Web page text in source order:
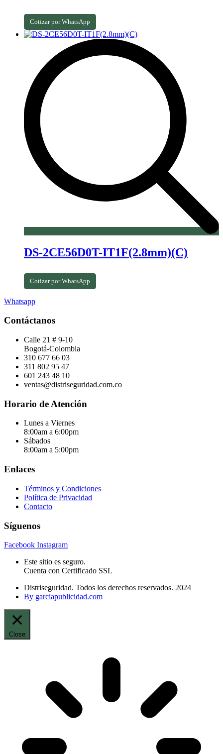
Cotizar por WhatsApp
DS-2CE56D0T-IT1F(2.8mm)(C)
Cotizar por WhatsApp
Whatsapp
Contáctanos
Calle 21 # 9-10
Bogotá-Colombia
310 677 66 03
311 802 95 47
601 243 48 10
ventas@distriseguridad.com.co
Horario de Atención
Lunes a Viernes
8:00am a 6:00pm
Sábados
8:00am a 5:00pm
Enlaces
Términos y Condiciones
Política de Privacidad
Contacto
Síguenos
Facebook Instagram
Este sitio es seguro.
Cuenta con Certificado SSL
Distriseguridad. Todos los derechos reservados. 2024
By garciapublicidad.com
Close